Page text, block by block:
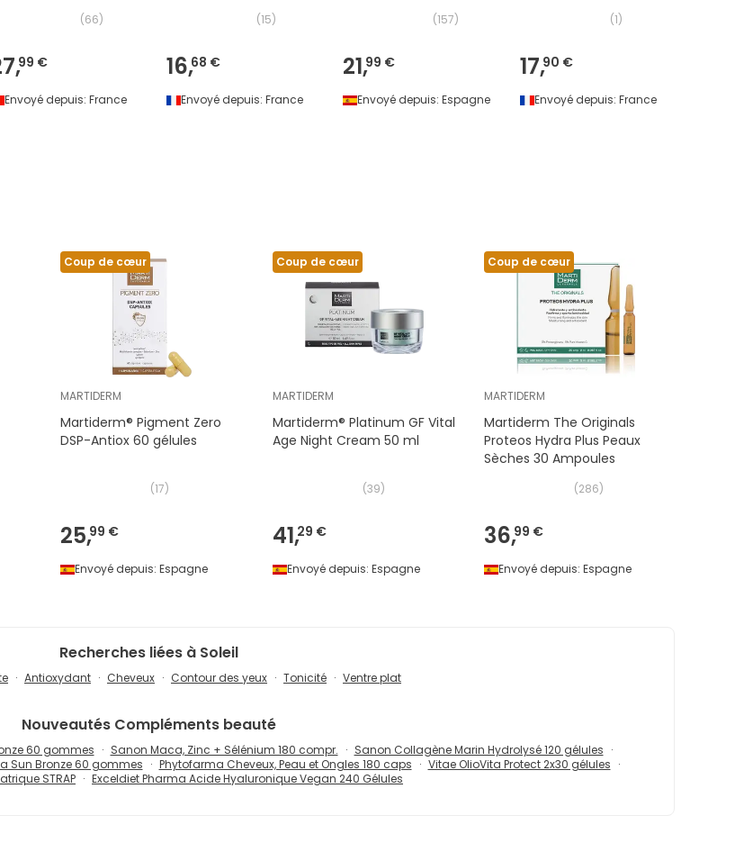
(66)
99 €
Envoyé depuis: France
(15)
16,68 €
Envoyé depuis: France
(157)
21,99 €
Envoyé depuis: Espagne
(1)
17,90 €
Envoyé depuis: France
Coup de cœur
MARTIDERM
Martiderm® Pigment Zero
DSP-Antiox 60 gélules
(17)
25,99 €
Envoyé depuis: Espagne
Coup de cœur
MARTIDERM
Martiderm® Platinum GF Vital
Age Night Cream 50 ml
(39)
41,29 €
Envoyé depuis: Espagne
Coup de cœur
MARTIDERM
Martiderm The Originals
Proteos Hydra Plus Peaux
Sèches 30 Ampoules
(286)
36,99 €
Envoyé depuis: Espagne
Recherches liées à Soleil
Antioxydant Cheveux Contour des yeux Tonicité Ventre plat
Nouveautés Compléments beauté
60 gommes Sanon Maca, Zinc + Sélénium 180 compr.
Sanon Collagène Marin Hydrolysé 120 gélules
Sun Bronze 60 gommes Phytofarma Cheveux, Peau et Ongles 180 caps
Vitae OlioVita Protect 2x30 gélules
STRAP
Exceldiet Pharma Acide Hyaluronique Vegan 240 Gélules